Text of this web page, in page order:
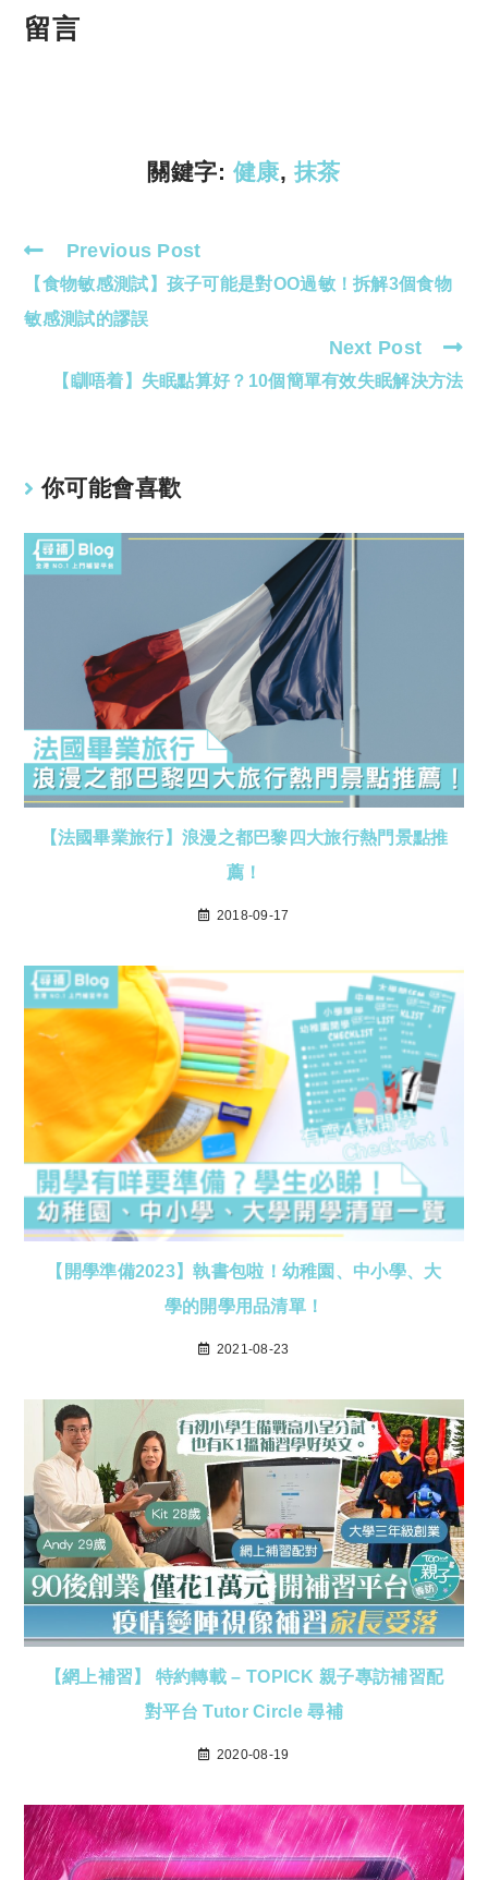
留言
關鍵字: 健康, 抹茶
Read
more
articles
Previous Post
【食物敏感測試】孩子可能是對OO過敏！拆解3個食物
敏感測試的謬誤
Next Post
【瞓唔着】失眠點算好？10個簡單有效失眠解決方法
你可能會喜歡
【法國畢業旅行】浪漫之都巴黎四大旅行熱門景點推
薦！
2018-09-17
【開學準備2023】執書包啦！幼稚園、中小學、大
學的開學用品清單！
2021-08-23
【網上補習】 特約轉載 – TOPICK 親子專訪補習配
對平台 Tutor Circle 尋補
2020-08-19